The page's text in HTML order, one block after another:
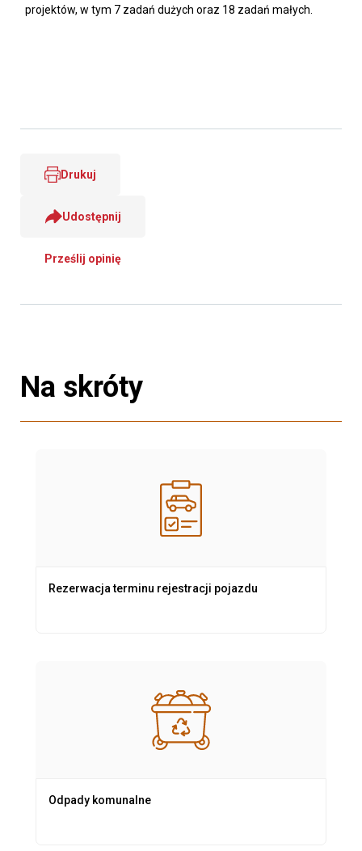
projektów, w tym 7 zadań dużych oraz 18 zadań małych.
Drukuj
Udostępnij
Prześlij opinię
Na skróty
Rezerwacja terminu rejestracji pojazdu
Odpady komunalne